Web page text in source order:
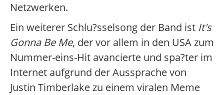
Netzwerken.
Ein weiterer Schlu?sselsong der Band ist It's
Gonna Be Me, der vor allem in den USA zum
Nummer-eins-Hit avancierte und spa?ter im
Internet aufgrund der Aussprache von
Justin Timberlake zu einem viralen Meme